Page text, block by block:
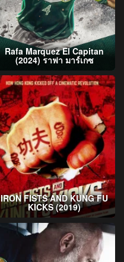
Rafa Marquez El Capitan
(2024) ราฟา มาร์เกซ
IRON FISTS AND KUNG FU
KICKS (2019)